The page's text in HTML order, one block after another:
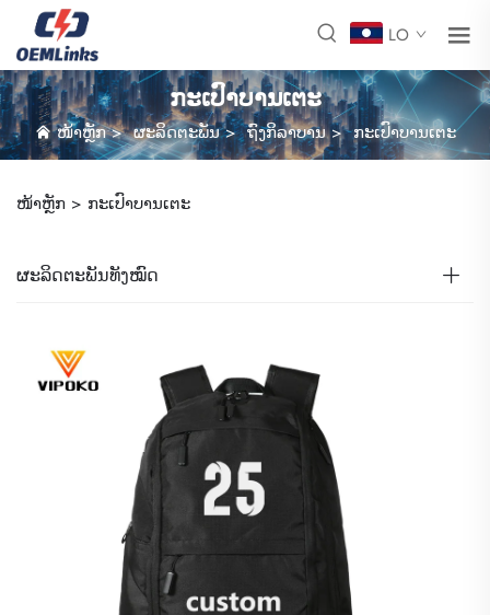
LO
ກະເປົາບານເຕະ
ໜ້າຫຼັກ>ຜະລິດຕະພັນ>ຖົງກິລາບານ>ກະເປົາບານເຕະ
ໜ້າຫຼັກ > ກະເປົາບານເຕະ
ຜະລິດຕະພັນທັງໝົດ